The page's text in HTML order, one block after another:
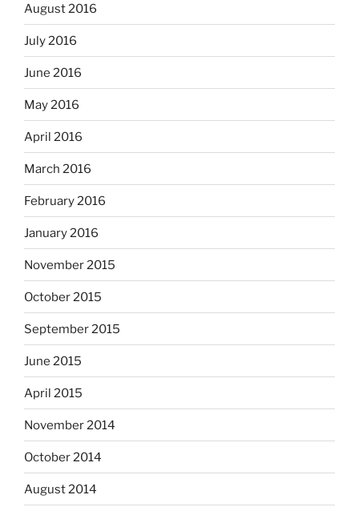
August 2016
July 2016
June 2016
May 2016
April 2016
March 2016
February 2016
January 2016
November 2015
October 2015
September 2015
June 2015
April 2015
November 2014
October 2014
August 2014